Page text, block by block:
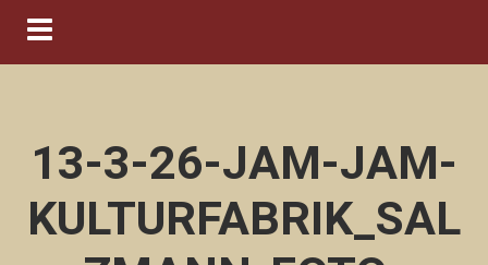
Navigation ein-/ausblenden
13-3-26-JAM-JAM-
KULTURFABRIK_SAL